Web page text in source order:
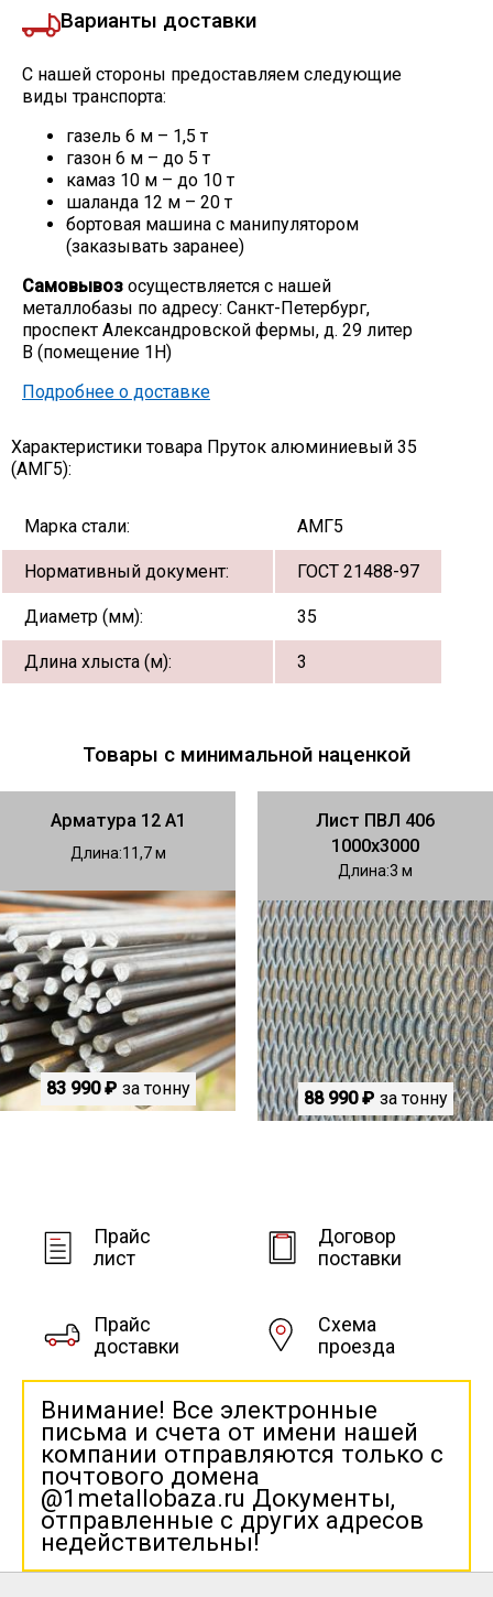
Варианты доставки
С нашей стороны предоставляем следующие
виды транспорта:
газель 6 м – 1,5 т
газон 6 м – до 5 т
камаз 10 м – до 10 т
шаланда 12 м – 20 т
бортовая машина с манипулятором
(заказывать заранее)
Самовывоз осуществляется с нашей
металлобазы по адресу: Санкт-Петербург,
проспект Александровской фермы, д. 29 литер
В (помещение 1Н)
Подробнее о доставке
Характеристики товара Пруток алюминиевый 35
(АМГ5):
Марка стали: АМГ5
Нормативный документ: ГОСТ 21488-97
Диаметр (мм): 35
Длина хлыста (м): 3
Товары с минимальной наценкой
Арматура 12 А1
Длина 11,7
83 990 ₽ за тонну
Лист ПВЛ 406
1000х3000
Длина 3
88 990 ₽ за тонну
Прайс
лист
Договор
поставки
Прайс
доставки
Схема
проезда
Внимание! Все электронные
письма и счета от имени нашей
компании отправляются только с
почтового домена
@1metallobaza.ru Документы,
отправленные с других адресов
недействительны!